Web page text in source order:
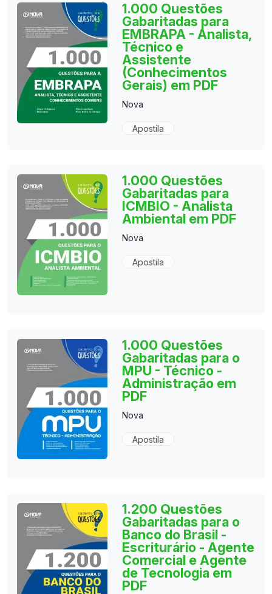
1.000 Questões
Gabaritadas para
EMBRAPA - Analista,
Técnico e
Assistente
(Conhecimentos
Gerais) em PDF
Nova
Apostila
1.000 Questões
Gabaritadas para
ICMBIO - Analista
Ambiental em PDF
Nova
Apostila
1.000 Questões
Gabaritadas para o
MPU - Técnico -
Administração em
PDF
Nova
Apostila
1.200 Questões
Gabaritadas para o
Banco do Brasil -
Escriturário - Agente
Comercial e Agente
de Tecnologia em
PDF